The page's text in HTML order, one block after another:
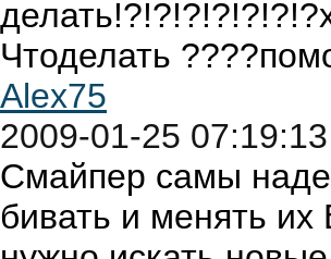
Чтоделать
Alex75
2009-01-25 07:19:13
Смайпер самы
бивать и менять их